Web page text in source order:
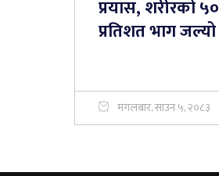
प्रयास, शरीरको ५०
प्रतिशत भाग जल्यो
मंगलबार, साउन ५, २०८३